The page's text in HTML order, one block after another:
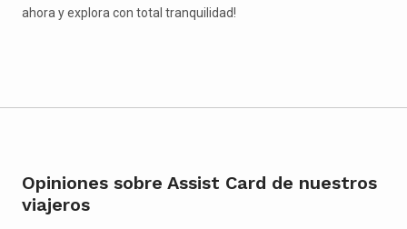
ahora y explora con total tranquilidad!
Opiniones sobre Assist Card de nuestros
viajeros